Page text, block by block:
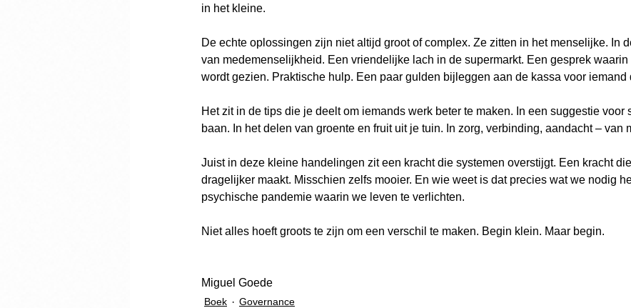
in het kleine.
De echte oplossingen zijn niet altijd groot of complex. Ze zitten in het menselijke. In
van medemenselijkheid. Een vriendelijke lach in de supermarkt. Een gesprek
wordt gezien. Praktische hulp. Een paar gulden bijleggen aan de kassa voor iemand
Het zit in de tips die je deelt om iemands werk beter te maken. In een suggestie voor
baan. In het delen van groente en fruit uit je tuin. In zorg, verbinding, aandacht – van
Juist in deze kleine handelingen zit een kracht die systemen overstijgt. Een kracht
dragelijker maakt. Misschien zelfs mooier. En wie weet is dat precies wat we nodig
psychische pandemie waarin we leven te verlichten.
Niet alles hoeft groots te zijn om een verschil te maken. Begin klein. Maar begin.
Miguel Goede
Boek Governance